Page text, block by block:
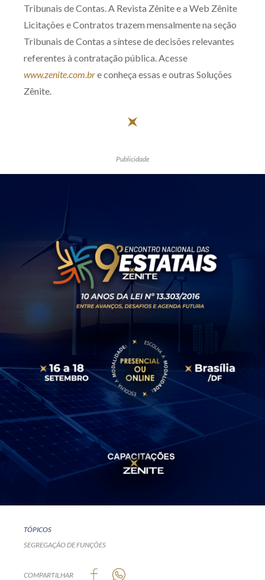
Receba por RSS
Av. Sete de Setembro, 4698
Batel Curitiba/PR CEP80240-000
Tribunais de Contas. A Revista Zênite e a Web Zênite
Licitações e Contratos trazem mensalmente na seção
Tribunais de Contas a síntese de decisões relevantes
referentes à contratação pública. Acesse
www.zenite.com.bre conheça essas e outras Soluções
Zênite.
Publicidade
TÓPICOS
SEGREGAÇÃO DE FUNÇÕES
COMPARTILHAR